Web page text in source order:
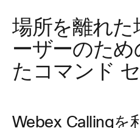
場所を離れ
ーザーのた
たコマンド
Webex Callingを